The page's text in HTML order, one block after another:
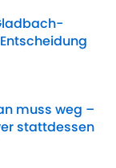
muss weg –
stattdessen